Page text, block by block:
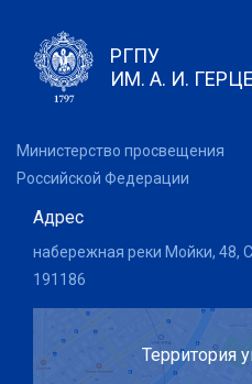
РГПУ
ИМ. А. И.
Министерство просвещения
Российской Федерации
Адрес
набережная реки Мойки, 48,
191186
Территория